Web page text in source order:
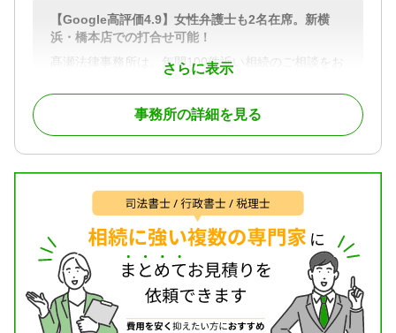
電話相談可 / 訪問可 / 女性スタッフ対応可 / 土日相談
可 / 初回相談無料 / 18時以降相談可 / オンライン面談
さらに表示
【Google高評価4.9】女性弁護士も2名在席。新横
浜・橋本店での打合せ可能！
髙瀬法律事務所は、年間100件近い相続のご相談をお
受けしている法律事務所です。
この豊富な実績に加え、Googleの口コミで高評価を
多数獲得。「説明が分かりやすい」「安心して任せ
られた」といったお客様からの信頼の声が、私たち
私達は以下をお約束します。
・親切・丁寧に問題点をわかりやすくご説明し、ご
事情やお気持ちに寄り添った解決策をご提案。
・税金や不動産などの専門家と連携し、スムーズか
つ迅速な解決を実現。
・法律で杓子定規に結論を出さないよう、様々な角
度からアプローチを変えて知恵を絞り、最適な解決
事務所の詳細を見る